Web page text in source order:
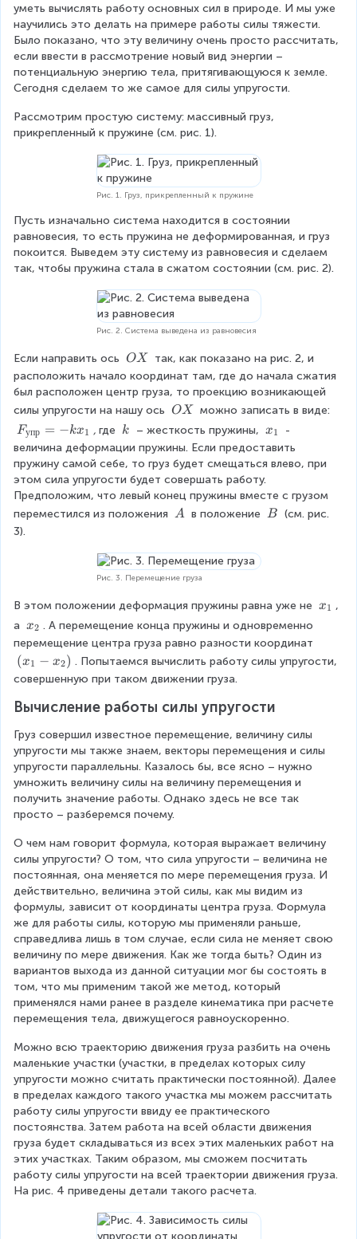
уметь вычислять работу основных сил в природе. И мы уже
научились это делать на примере работы силы тяжести.
Было показано, что эту величину очень просто рассчитать,
если ввести в рассмотрение новый вид энергии –
потенциальную энергию тела, притягивающуюся к земле.
Сегодня сделаем то же самое для силы упругости.
Рассмотрим простую систему: массивный груз,
прикрепленный к пружине (см. рис. 1).
Рис. 1. Груз, прикрепленный к пружине
Пусть изначально система находится в состоянии
равновесия, то есть пружина не деформированная, и груз
покоится. Выведем эту систему из равновесия и сделаем
так, чтобы пружина стала в сжатом состоянии (см. рис. 2).
Рис. 2. Система выведена из равновесия
Если направить ось \
\
O
X
OX
так, как показано на рис. 2, и
расположить начало координат там, где до начала сжатия
был расположен центр груза, то проекцию возникающей
силы упругости на нашу ось \
\
X
OX можно записать в виде:
F
_
{
у
п
р
}
=
_
1
Fупр = −kx1 , где \
\
k
k – жесткость пружины, x
_
1
x1
-
величина деформации пружины. Если предоставить
пружину самой себе, то груз будет смещаться влево, при
этом сила упругости будет совершать работу.
Предположим, что левый конец пружины вместе с грузом
переместился из положения \
A в положение \
B (см. рис.
3).
Рис. 3. Перемещение груза
В этом положении деформация пружины равна уже не x
x1 ,
а x
_
2
x2 . А перемещение конца пружины и одновременно
перемещение центра груза равно разности координат
(
x
1
x
_
2
)
(x1 − x2) . Попытаемся вычислить работу силы упругости,
совершенную при таком движении груза.
Вычисление работы силы упругости
Груз совершил известное перемещение, величину силы
упругости мы также знаем, векторы перемещения и силы
упругости параллельны. Казалось бы, все ясно – нужно
умножить величину силы на величину перемещения и
получить значение работы. Однако здесь не все так
просто – разберемся почему.
О чем нам говорит формула, которая выражает величину
силы упругости? О том, что сила упругости – величина не
постоянная, она меняется по мере перемещения груза. И
действительно, величина этой силы, как мы видим из
формулы, зависит от координаты центра груза. Формула
же для работы силы, которую мы применяли раньше,
справедлива лишь в том случае, если сила не меняет свою
величину по мере движения. Как же тогда быть? Один из
вариантов выхода из данной ситуации мог бы состоять в
том, что мы применим такой же метод, который
применялся нами ранее в разделе кинематика при расчете
перемещения тела, движущегося равноускоренно.
Можно всю траекторию движения груза разбить на очень
маленькие участки (участки, в пределах которых силу
упругости можно считать практически постоянной). Далее
в пределах каждого такого участка мы можем рассчитать
работу силы упругости ввиду ее практического
постоянства. Затем работа на всей области движения
груза будет складываться из всех этих маленьких работ на
этих участках. Таким образом, мы сможем посчитать
работу силы упругости на всей траектории движения груза.
На рис. 4 приведены детали такого расчета.